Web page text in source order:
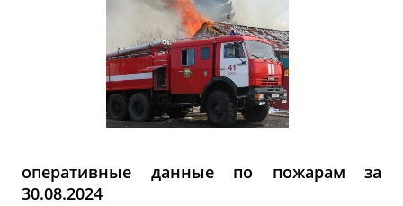
оперативные данные по пожарам за
30.08.2024